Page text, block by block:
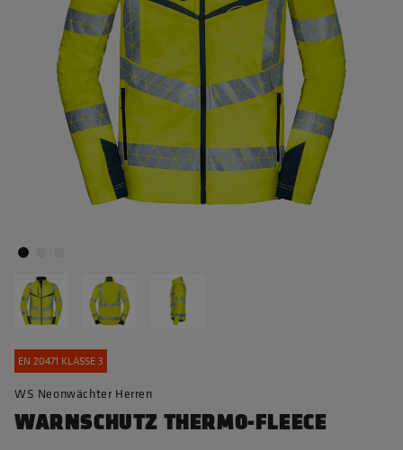
EN 20471 KLASSE 3
WS Neonwächter Herren
WARNSCHUTZ THERMO-FLEECE